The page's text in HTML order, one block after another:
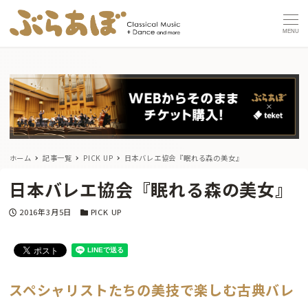
MENU
ホーム 記事一覧 PICK UP 日本バレエ協会『眠れる森の美女』
日本バレエ協会『眠れる森の美女』
投稿日
2016年3月5日 カテゴリー
PICK UP
スペシャリストたちの美技で楽しむ古典バレ